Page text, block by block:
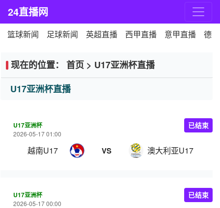
24直播网
篮球新闻 足球新闻 英超直播 西甲直播 意甲直播 德
现在的位置： 首页 > U17亚洲杯直播
U17亚洲杯直播
U17亚洲杯
2026-05-17 01:00
越南U17 VS 澳大利亚U17
已结束
U17亚洲杯
2026-05-17 00:00
已结束